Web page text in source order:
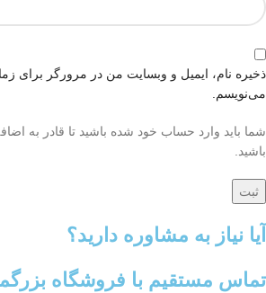
ذخیره نام، ایمیل و وبسایت من در مرورگر برای
می‌نویسم.
شما باید وارد حساب خود شده باشید تا قادر به
باشید.
آیا نیاز به مشاوره دارید؟
تماس مستقیم با فروشگاه